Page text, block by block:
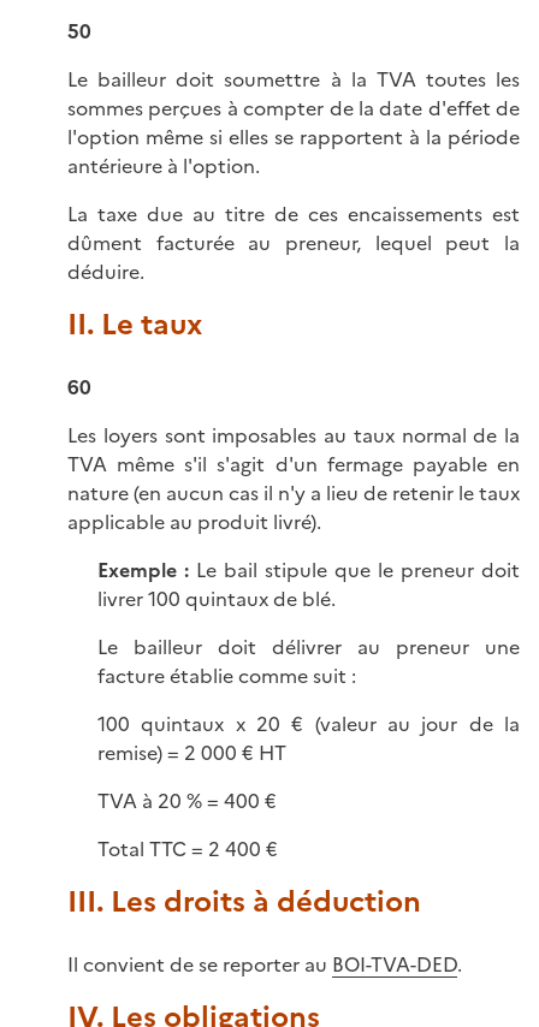
50
Le bailleur doit soumettre à la TVA toutes les
sommes perçues à compter de la date d'effet de
l'option même si elles se rapportent à la période
antérieure à l'option.
La taxe due au titre de ces encaissements est
dûment facturée au preneur, lequel peut la
déduire.
II. Le taux
60
Les loyers sont imposables au taux normal de la
TVA même s'il s'agit d'un fermage payable en
nature (en aucun cas il n'y a lieu de retenir le taux
applicable au produit livré).
Exemple :Le bail stipule que le preneur doit
livrer 100 quintaux de blé.
Le bailleur doit délivrer au preneur une
facture établie comme suit :
100 quintaux x 20 € (valeur au jour de la
remise) = 2 000 € HT
TVA à 20 % = 400 €
Total TTC = 2 400 €
III. Les droits à déduction
Il convient de se reporter au BOI-TVA-DED.
IV. Les obligations